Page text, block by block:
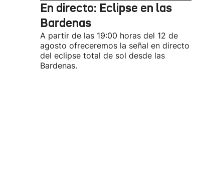
En directo: Eclipse en las
Bardenas
A partir de las 19:00 horas del 12 de
agosto ofreceremos la señal en directo
del eclipse total de sol desde las
Bardenas.